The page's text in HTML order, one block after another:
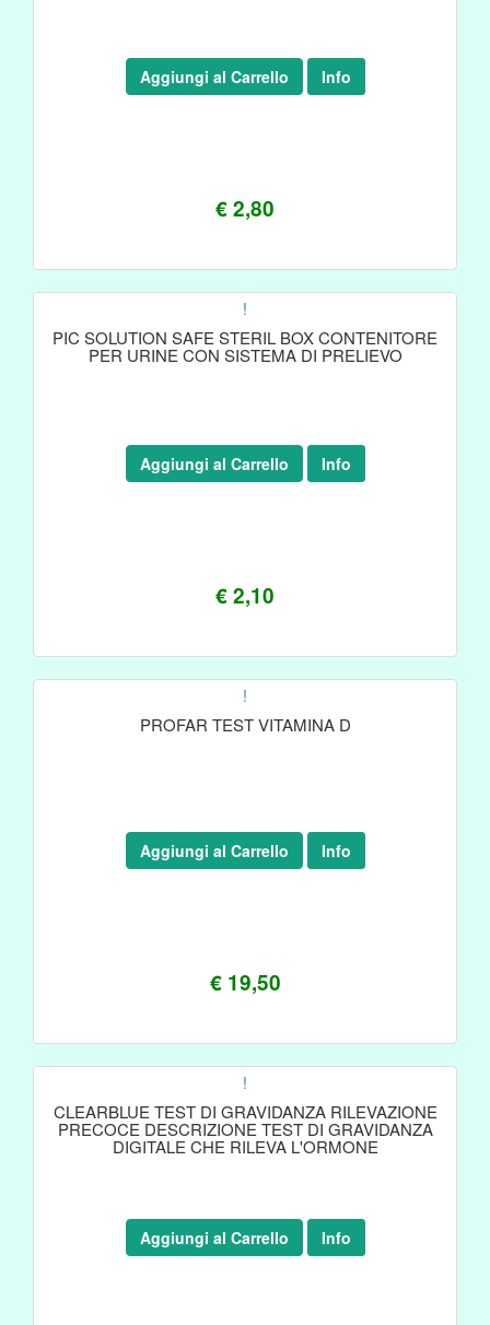
€ 2,80
Aggiungi al Carrello Info
!
PIC SOLUTION SAFE STERIL BOX CONTENITORE
PER URINE CON SISTEMA DI PRELIEVO
€ 2,10
Aggiungi al Carrello Info
!
PROFAR TEST VITAMINA D
€ 19,50
Aggiungi al Carrello Info
!
CLEARBLUE TEST DI GRAVIDANZA RILEVAZIONE
PRECOCE DESCRIZIONE TEST DI GRAVIDANZA
DIGITALE CHE RILEVA L'ORMONE
Aggiungi al Carrello Info